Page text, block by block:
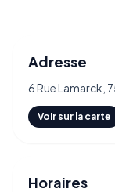
Adresse
6 Rue Lamarck,
Voir sur la carte
Horaires